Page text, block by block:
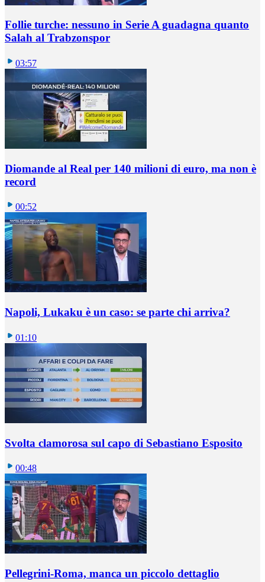
Follie turche: nessuno in Serie A guadagna quanto
Salah al Trabzonspor
03:57
Diomande al Real per 140 milioni di euro, ma non è
record
00:52
Napoli, Lukaku è un caso: se parte chi arriva?
01:10
Svolta clamorosa sul capo di Sebastiano Esposito
00:48
Pellegrini-Roma, manca un piccolo dettaglio